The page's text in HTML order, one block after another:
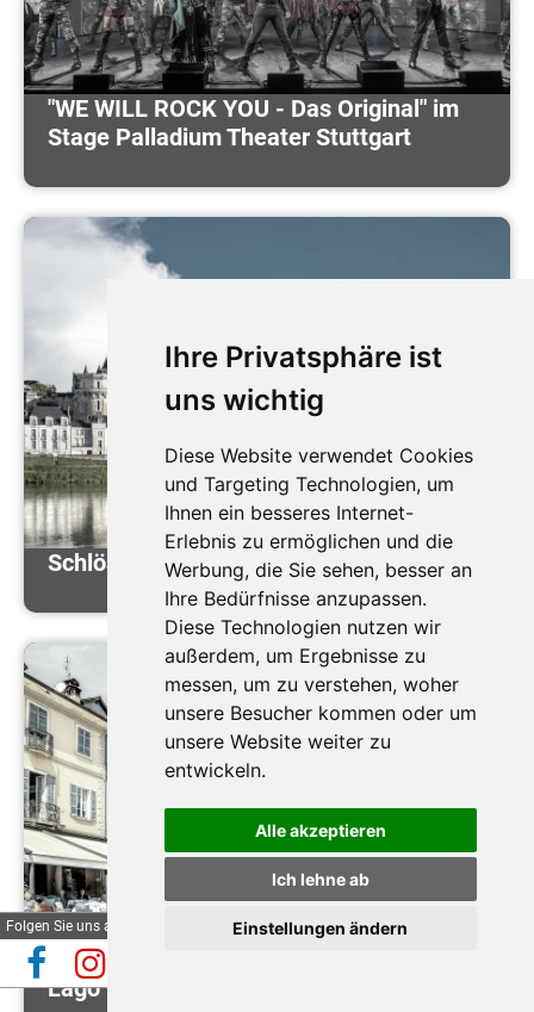
Ihre Privatsphäre ist
uns wichtig
Diese Website verwendet Cookies
und Targeting Technologien, um
Ihnen ein besseres Internet-
Erlebnis zu ermöglichen und die
Werbung, die Sie sehen, besser an
Ihre Bedürfnisse anzupassen.
Diese Technologien nutzen wir
außerdem, um Ergebnisse zu
messen, um zu verstehen, woher
unsere Besucher kommen oder um
unsere Website weiter zu
entwickeln.
Alle akzeptieren
Ich lehne ab
Einstellungen ändern
Automatische Reiseauskunft
"WE WILL ROCK YOU - Das Original" im
Stage Palladium Theater Stuttgart
Schlösser der Loire
Lago Maggiore XXL
Folgen Sie uns auf